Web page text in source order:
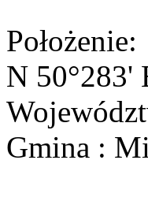
Położenie:
N 50°283'
Gmina :